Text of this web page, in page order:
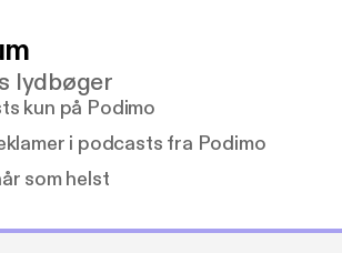
lydbøger
kun på Podimo
i podcasts fra Podimo
som helst